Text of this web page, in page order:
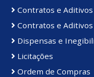
Contratos e Aditivos
Contratos e
Dispensas e
Licitações
Ordem de Compras